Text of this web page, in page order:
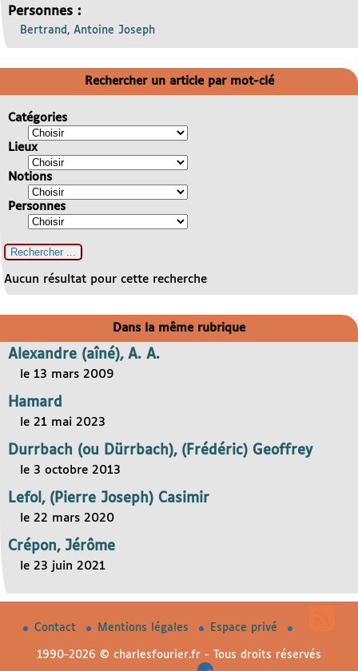
Personnes :
Bertrand, Antoine Joseph
Rechercher un article par mot-clé
Catégories
Lieux
Notions
Personnes
Aucun résultat pour cette recherche
Dans la même rubrique
Alexandre (aîné), A. A.
le 13 mars 2009
Hamard
le 21 mai 2023
Durrbach (ou Dürrbach), (Frédéric) Geoffrey
le 3 octobre 2013
Lefol, (Pierre Joseph) Casimir
le 22 mars 2020
Crépon, Jérôme
le 23 juin 2021
Contact Mentions légales Espace privé
1990-2026 © charlesfourier.fr - Tous droits réservés